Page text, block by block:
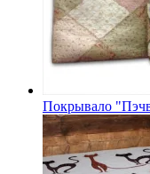
Покрывало